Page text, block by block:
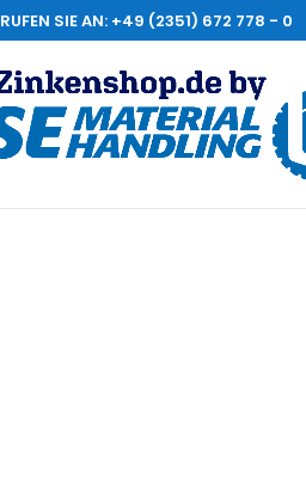
RUFEN SIE AN: +49 (2351) 672 778 - 0